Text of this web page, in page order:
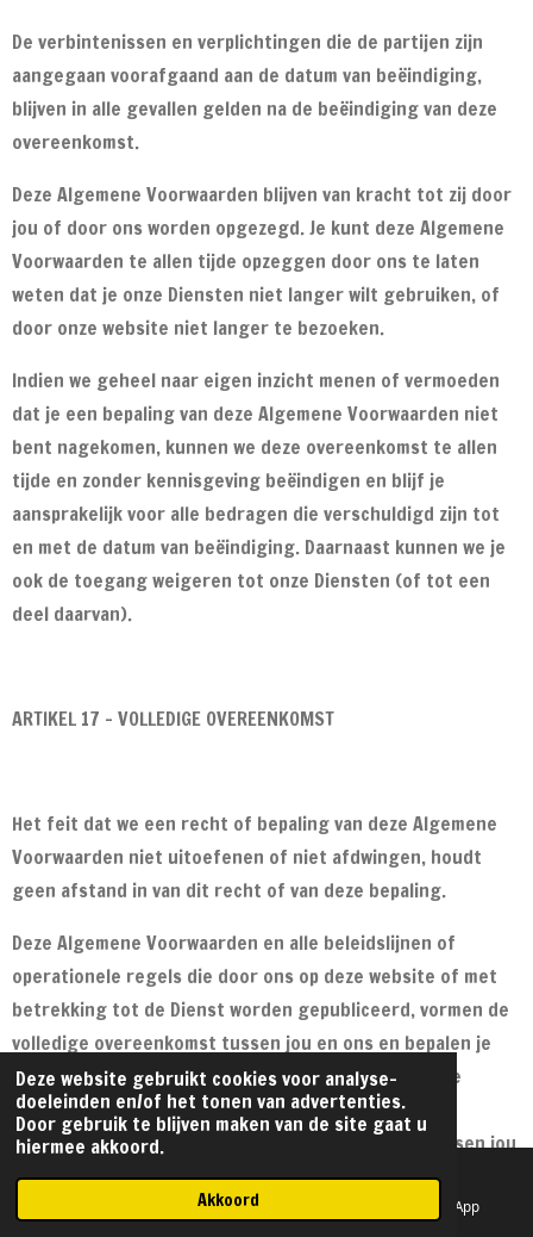
Deze website gebruikt cookies voor analyse-
doeleinden en/of het tonen van advertenties.
Door gebruik te blijven maken van de site gaat u
hiermee akkoord.
Akkoord
De verbintenissen en verplichtingen die de partijen zijn
aangegaan voorafgaand aan de datum van beëindiging,
blijven in alle gevallen gelden na de beëindiging van deze
overeenkomst.
Deze Algemene Voorwaarden blijven van kracht tot zij door
jou of door ons worden opgezegd. Je kunt deze Algemene
Voorwaarden te allen tijde opzeggen door ons te laten
weten dat je onze Diensten niet langer wilt gebruiken, of
door onze website niet langer te bezoeken.
Indien we geheel naar eigen inzicht menen of vermoeden
dat je een bepaling van deze Algemene Voorwaarden niet
bent nagekomen, kunnen we deze overeenkomst te allen
tijde en zonder kennisgeving beëindigen en blijf je
aansprakelijk voor alle bedragen die verschuldigd zijn tot
en met de datum van beëindiging. Daarnaast kunnen we je
ook de toegang weigeren tot onze Diensten (of tot een
deel daarvan).
ARTIKEL 17 - VOLLEDIGE OVEREENKOMST
Het feit dat we een recht of bepaling van deze Algemene
Voorwaarden niet uitoefenen of niet afdwingen, houdt
geen afstand in van dit recht of van deze bepaling.
Deze Algemene Voorwaarden en alle beleidslijnen of
operationele regels die door ons op deze website of met
betrekking tot de Dienst worden gepubliceerd, vormen de
volledige overeenkomst tussen jou en ons en bepalen je
gebruik van de Dienst. Ze treden in de plaats van alle
eerdere en bestaande mondelinge en schriftelijke
overeenkomsten, communicaties en voorstellen tussen jou
en ons (waaronder vorige versies van de Algemene
Telefoonnummer WhatsApp